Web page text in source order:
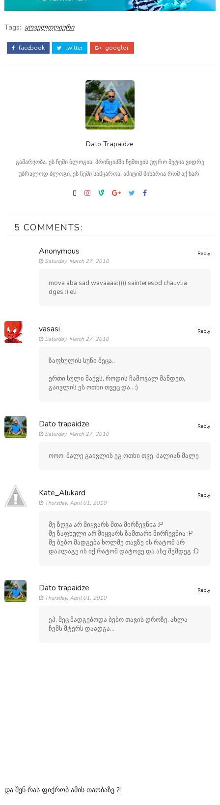
Tags: ყოველდღიური
facebook twitter google+
Dato Trapaidze
გამარჯობა. ეს ჩემი ბლოგია. პრინციპში ჩემთვის უფრო მეტია ვიდრე
უბრალოდ ბლოგი, ეს ჩემი სამყაროა. ამიტიმ მიხარია რომ აქ ხარ.
5 COMMENTS:
Anonymous
Saturday, March 27, 2010
mova aba sad wavaaaa:)))) sainteresod chauvlia
dges :) eli
Reply
vasasi
Saturday, March 27, 2010
ზაფხულის სუნი მეცა..
ერთი სული მაქვს, როდის ჩამოვალ მანდეთ,
გაივლის ეს ოთხი თვეც და.. :)
Reply
Dato trapaidze
Saturday, March 27, 2010
ოოო, მალე გაივლის ეგ ოთხი თვე. ძალიან მალე
Reply
Kate_Alukard
Thursday, April 01, 2010
მე ზღვა არ მიყვარს მთა მირჩევნია :P
მე ზაფხული არ მიყვარს ზამთარი მირჩევნია :P
მე ბებო მადგება ხოლმე თავზე ის რატომ არ
დაალაგე ის იქ რატომ დატოვე და ასე შემდეგ :D
Reply
Dato trapaidze
Thursday, April 01, 2010
ეჰ, მეც მადგებოდა ბებო თავის დროზე. ახლა
ჩემს მტერს დაადგა...
Reply
და შენ რას ფიქრობ ამის თაობაზე ?!